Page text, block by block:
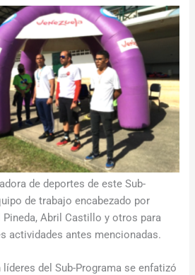
de deportes de este Sub-
de trabajo encabezado por
Pineda, Abril Castillo y otros para
actividades antes mencionadas.
del Sub-Programa se enfatizó